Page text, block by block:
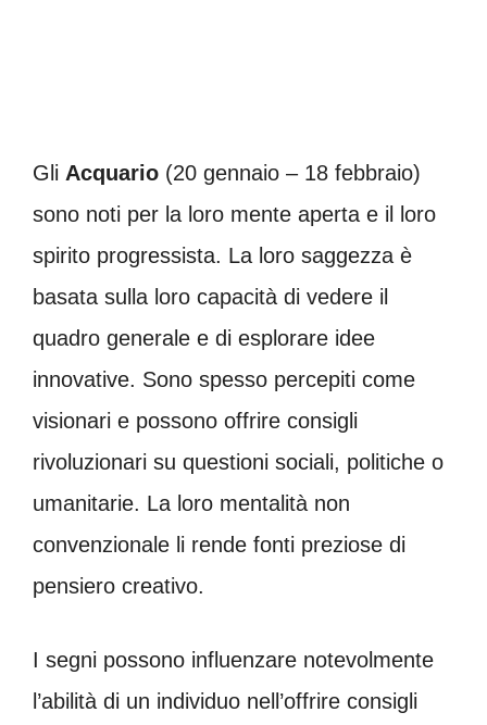
Gli Acquario (20 gennaio – 18 febbraio)
sono noti per la loro mente aperta e il loro
spirito progressista. La loro saggezza è
basata sulla loro capacità di vedere il
quadro generale e di esplorare idee
innovative. Sono spesso percepiti come
visionari e possono offrire consigli
rivoluzionari su questioni sociali, politiche o
umanitarie. La loro mentalità non
convenzionale li rende fonti preziose di
pensiero creativo.
I segni possono influenzare notevolmente
l’abilità di un individuo nell’offrire consigli